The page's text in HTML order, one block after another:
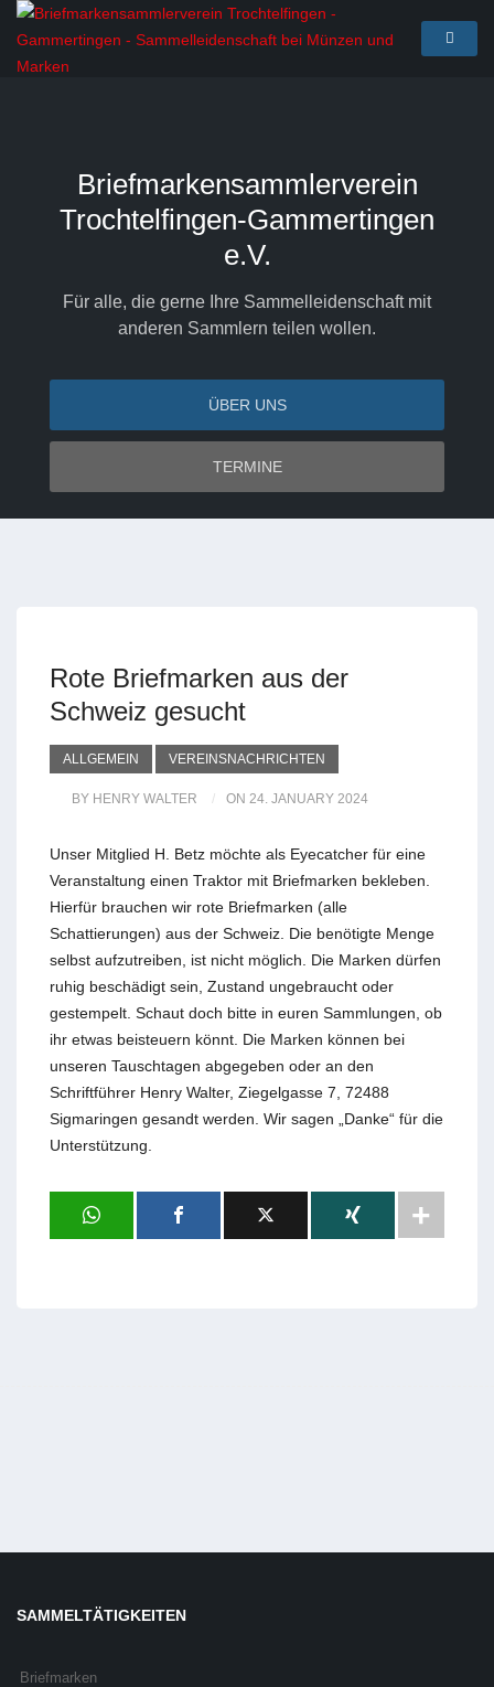
Briefmarkensammlerverein
Trochtelfingen-Gammertingen
e.V.
Für alle, die gerne Ihre Sammelleidenschaft mit
anderen Sammlern teilen wollen.
ÜBER UNS
TERMINE
Rote Briefmarken aus der
Schweiz gesucht
ALLGEMEIN VEREINSNACHRICHTEN
BY HENRY WALTER ON 24. JANUARY 2024
Unser Mitglied H. Betz möchte als Eyecatcher für eine
Veranstaltung einen Traktor mit Briefmarken bekleben.
Hierfür brauchen wir rote Briefmarken (alle
Schattierungen) aus der Schweiz. Die benötigte Menge
selbst aufzutreiben, ist nicht möglich. Die Marken dürfen
ruhig beschädigt sein, Zustand ungebraucht oder
gestempelt. Schaut doch bitte in euren Sammlungen, ob
ihr etwas beisteuern könnt. Die Marken können bei
unseren Tauschtagen abgegeben oder an den
Schriftführer Henry Walter, Ziegelgasse 7, 72488
Sigmaringen gesandt werden. Wir sagen „Danke“ für die
Unterstützung.
SAMMELTÄTIGKEITEN
Briefmarken